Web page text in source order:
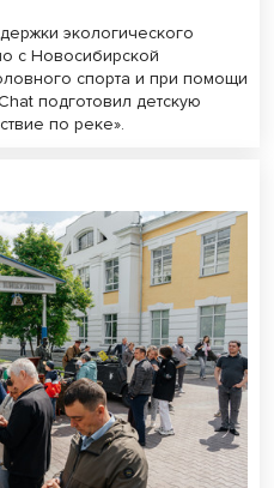
экологического
с Новосибирской
спорта и при помощи
подготовил детскую
по реке».